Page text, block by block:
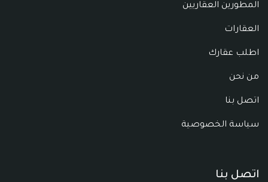
المطورين العقاريين
العقارات
اطلب عقارك
من نحن
اتصل بنا
سياسة الخصوصية
اتصل بنا